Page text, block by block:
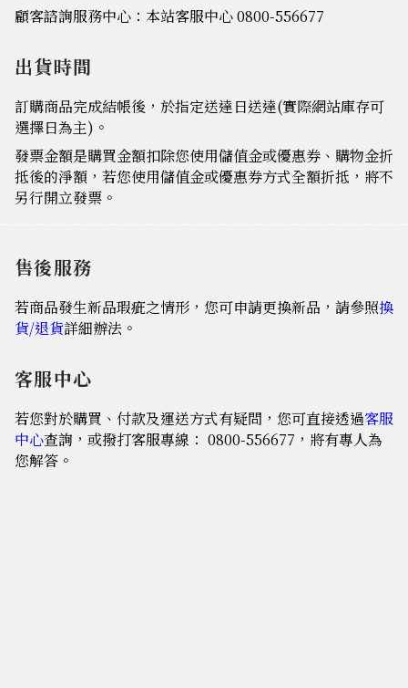
顧客諮詢服務中心：本站客服中心 0800-556677
出貨時間
訂購商品完成結帳後，於指定送達日送達(實際網站庫存可
選擇日為主)。
發票金額是購買金額扣除您使用儲值金或優惠券、購物金折
抵後的淨額，若您使用儲值金或優惠券方式全額折抵，將不
另行開立發票。
售後服務
若商品發生新品瑕疵之情形，您可申請更換新品，請參照換
貨/退貨詳細辦法。
客服中心
若您對於購買、付款及運送方式有疑問，您可直接透過客服
中心查詢，或撥打客服專線： 0800-556677，將有專人為
您解答。